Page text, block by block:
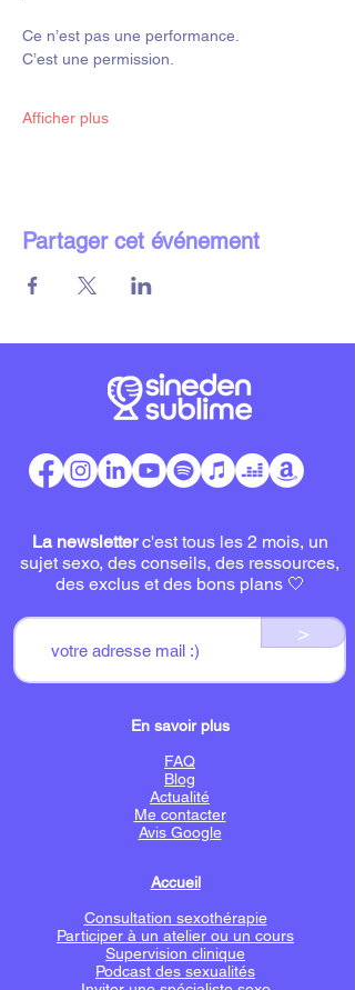
Ce n’est pas une performance.
C’est une permission.
Afficher plus
Partager cet événement
La newsletterc'est tous les 2 mois, un
sujet sexo, des conseils, des ressources,
des exclus et des bons plans 🤍
>
En savoir plus
FAQ
Blog
Actualité
Me contacter
Avis Google
Accueil
Consultation sexothérapie
Participer à un atelier ou un cours
Supervision clinique
Podcast des sexualités